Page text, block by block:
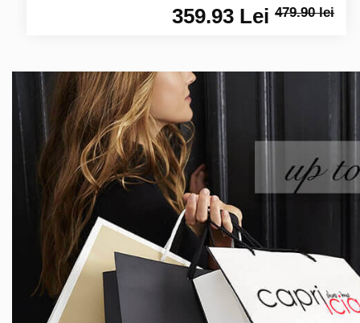
359.93 Lei479.90 lei